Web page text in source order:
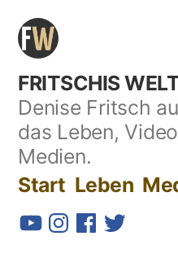
Zum
Inhalt
springen
FRITSCHIS
Denise Fritsch
das Leben,
Medien.
Start Leben
YouTube
Instagram
Facebook
Twitter